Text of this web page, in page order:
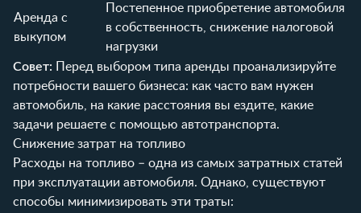
Аренда с
выкупом
Постепенное приобретение автомобиля
в собственность, снижение налоговой
нагрузки
Совет: Перед выбором типа аренды проанализируйте
потребности вашего бизнеса: как часто вам нужен
автомобиль, на какие расстояния вы ездите, какие
задачи решаете с помощью автотранспорта.
Снижение затрат на топливо
Расходы на топливо – одна из самых затратных статей
при эксплуатации автомобиля. Однако, существуют
способы минимизировать эти траты: